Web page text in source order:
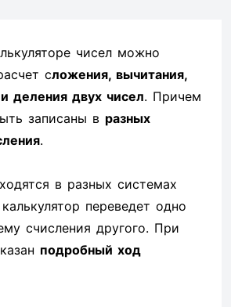
чисел можно
сложения, вычитания,
деления двух чисел. Причем
записаны в разных
.
в разных системах
переведет одно
счисления другого. При
подробный ход